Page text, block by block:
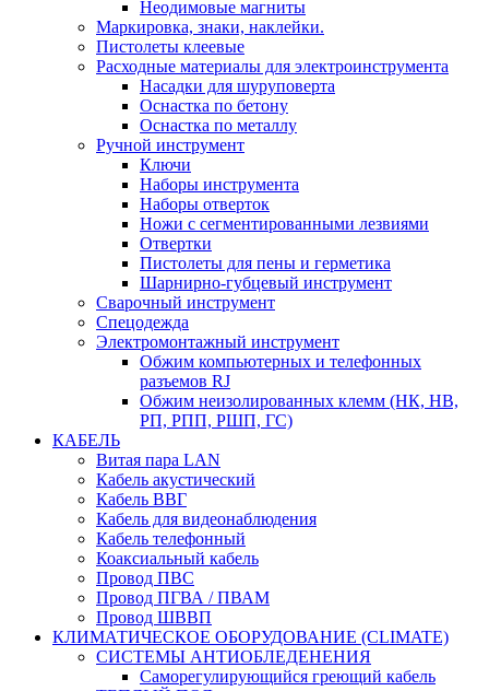
Неодимовые магниты
Маркировка, знаки, наклейки.
Пистолеты клеевые
Расходные материалы для электроинструмента
Насадки для шуруповерта
Оснастка по бетону
Оснастка по металлу
Ручной инструмент
Ключи
Наборы инструмента
Наборы отверток
Ножи с сегментированными лезвиями
Отвертки
Пистолеты для пены и герметика
Шарнирно-губцевый инструмент
Сварочный инструмент
Спецодежда
Электромонтажный инструмент
Обжим компьютерных и телефонных
разъемов RJ
Обжим неизолированных клемм (НК, НВ,
РП, РПП, РШП, ГС)
КАБЕЛЬ
Витая пара LAN
Кабель акустический
Кабель ВВГ
Кабель для видеонаблюдения
Кабель телефонный
Коаксиальный кабель
Провод ПВС
Провод ПГВА / ПВАМ
Провод ШВВП
КЛИМАТИЧЕСКОЕ ОБОРУДОВАНИЕ (CLIMATE)
СИСТЕМЫ АНТИОБЛЕДЕНЕНИЯ
Саморегулирующийся греющий кабель